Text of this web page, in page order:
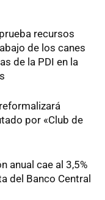
recursos
de los canes
de la PDI en la
por «Club de
anual cae al 3,5%
del Banco Central